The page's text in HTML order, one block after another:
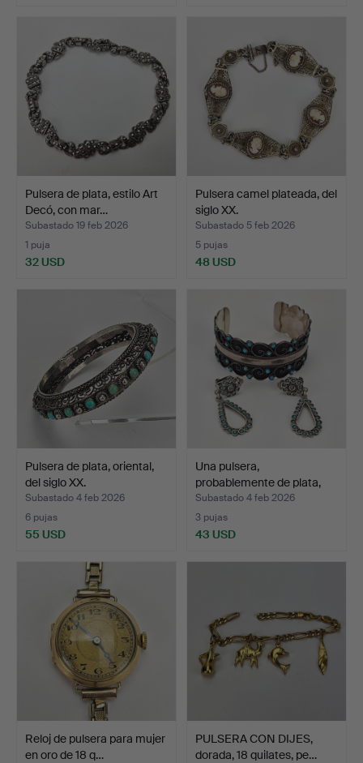
Pulsera de plata, estilo Art
Decó, con mar…
Subastado 19 feb 2026
1 puja
32 USD
Pulsera camel plateada, del
siglo XX.
Subastado 5 feb 2026
5 pujas
48 USD
Pulsera de plata, oriental,
del siglo XX.
Subastado 4 feb 2026
6 pujas
55 USD
Una pulsera,
probablemente de plata,
con s…
Subastado 4 feb 2026
3 pujas
43 USD
Reloj de pulsera para mujer
en oro de 18 q…
PULSERA CON DIJES,
dorada, 18 quilates, pe…